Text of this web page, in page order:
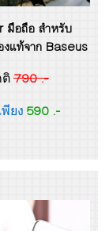
มือถือ สำหรับ
งแท้จาก Baseus
ติ 790 .-
ยง 590 .-